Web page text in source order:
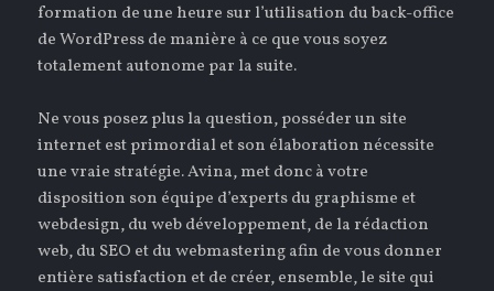
formation de une heure sur l’utilisation du back-office
de WordPress de manière à ce que vous soyez
totalement autonome par la suite.
Ne vous posez plus la question, posséder un site
internet est primordial et son élaboration nécessite
une vraie stratégie. Avina, met donc à votre
disposition son équipe d’experts du graphisme et
webdesign, du web développement, de la rédaction
web, du SEO et du webmastering afin de vous donner
entière satisfaction et de créer, ensemble, le site qui